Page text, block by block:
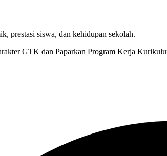
prestasi siswa, dan kehidupan sekolah.